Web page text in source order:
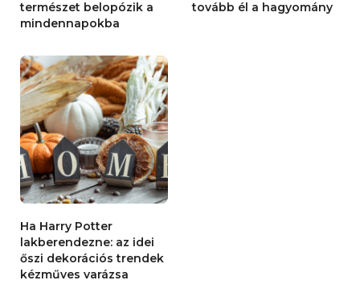
természet belopózik a
mindennapokba
tovább él a hagyomány
Ha Harry Potter
lakberendezne: az idei
őszi dekorációs trendek
kézműves varázsa